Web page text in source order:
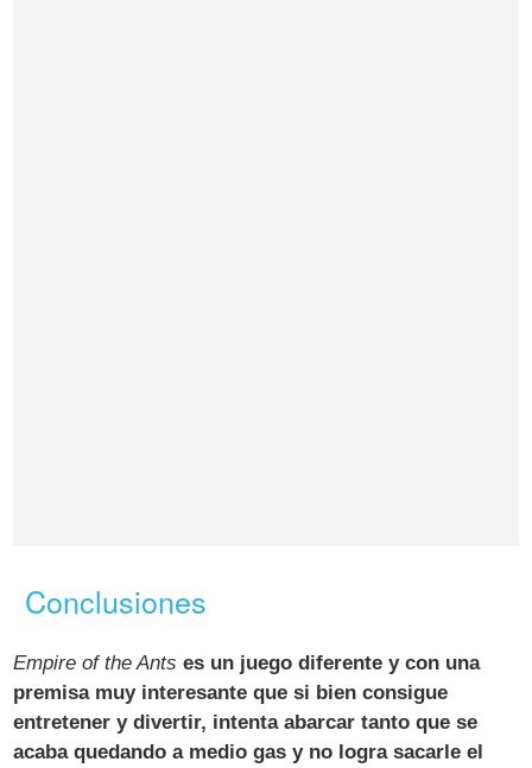
Conclusiones
Empire of the Ants es un juego diferente y con una
premisa muy interesante que si bien consigue
entretener y divertir, intenta abarcar tanto que se
acaba quedando a medio gas y no logra sacarle el